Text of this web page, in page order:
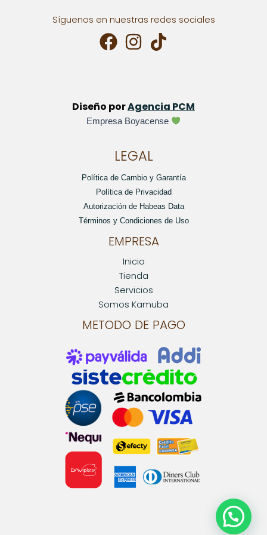
Síguenos en nuestras redes sociales
Diseño porAgencia PCM
Empresa Boyacense
LEGAL
Política de Cambio y Garantía
Política de Privacidad
Autorización de Habeas Data
Términos y Condiciones de Uso
EMPRESA
Inicio
Tienda
Servicios
Somos Kamuba
METODO DE PAGO